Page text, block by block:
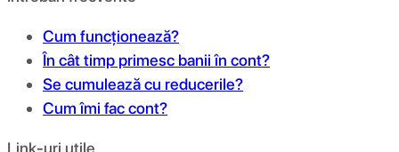
Cum funcționează?
În cât timp primesc banii în cont?
Se cumulează cu reducerile?
Cum îmi fac cont?
Link-uri utile